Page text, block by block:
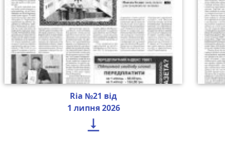
Ria №21 від
1 липня 2026
